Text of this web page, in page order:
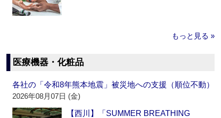
もっと見る »
医療機器・化粧品
各社の「令和8年熊本地震」被災地への支援（順位不動）
2026年08月07日 (金)
【西川】「SUMMER BREATHING